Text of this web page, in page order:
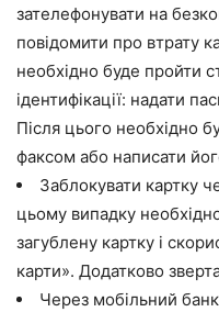
зателефонувати на
повідомити про втрату
необхідно буде пройти
ідентифікації: надати
Після цього необхідно
факсом або написати
Заблокувати картку
цьому випадку
загублену картку і
карти». Додатково
Через мобільний